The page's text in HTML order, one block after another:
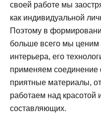
своей работе мы
как индивидуальной
Поэтому в
больше всего мы ценим
интерьера, его
применяем
приятные материалы,
работаем над красотой
составляющих.